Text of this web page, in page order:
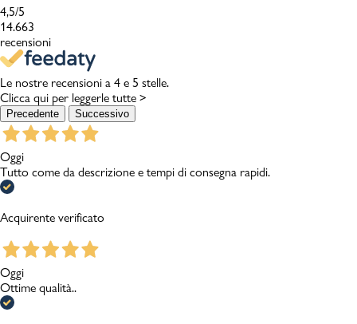
4,5/5
14.663
recensioni
Le nostre recensioni a 4 e 5 stelle.
Clicca qui per leggerle tutte >
Precedente Successivo
Oggi
Tutto come da descrizione e tempi di consegna rapidi.
Acquirente verificato
Oggi
Ottime qualità..